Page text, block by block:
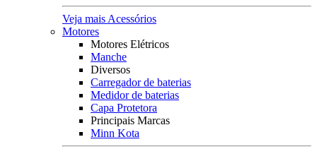
Veja mais Acessórios
Motores
Motores Elétricos
Manche
Diversos
Carregador de baterias
Medidor de baterias
Capa Protetora
Principais Marcas
Minn Kota